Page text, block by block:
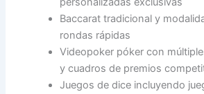
Baccarat tradicional y
rondas rápidas
Videopoker póker con
y cuadros de premios
Juegos de dice incluyendo